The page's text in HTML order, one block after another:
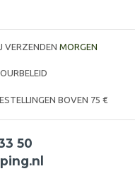
VERZENDEN MORGEN
BOVEN 75 €
50